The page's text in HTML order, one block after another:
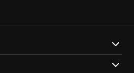
트랙을 감상하세요.
이도'를 설정하여, 부담 없이 게